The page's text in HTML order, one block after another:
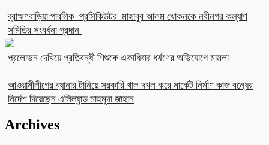
ব্রাহ্মণবাড়িয়া পাবলিক প্রসিকিউটর মাহাবুব আলম খোকনকে নবীনগর কল্যাণ
সমিতির সংবর্ধনা প্রদান
প্রলোভন দেখিয়ে প্রতিবন্ধী শিশুকে একাধিবার ধর্ষণের অভিযোগে মামলা
আওয়ামীলীগের ব্যানার টানিয়ে সরকারি খাল দখল করে মার্কেট নির্মাণ কাজ বন্ধের
নির্দেশ দিয়েছেন এসিল্যান্ড মাহমুদা জাহান
Archives